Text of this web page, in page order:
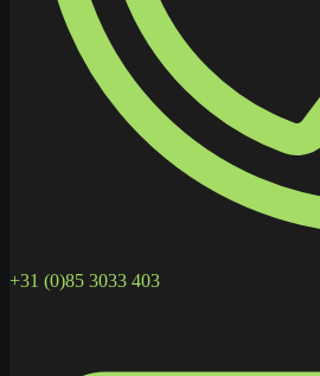
+31 (0)85 3033 403